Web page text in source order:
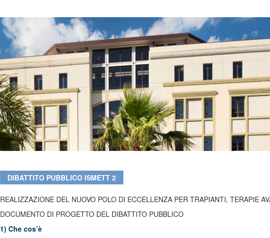
DIBATTITO PUBBLICO ISMETT 2
REALIZZAZIONE DEL NUOVO POLO DI ECCELLENZA PER TRAPIANTI, TERAPIE
DOCUMENTO DI PROGETTO DEL DIBATTITO PUBBLICO
1) Che cos’è